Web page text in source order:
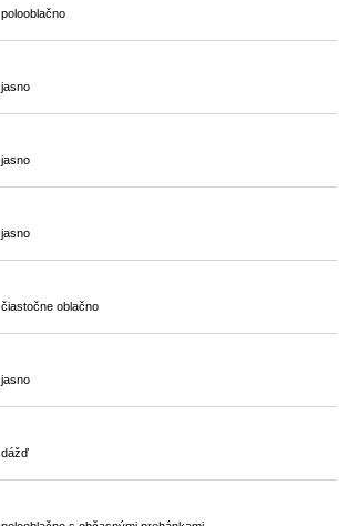
polooblačno
jasno
jasno
jasno
čiastočne oblačno
jasno
dážď